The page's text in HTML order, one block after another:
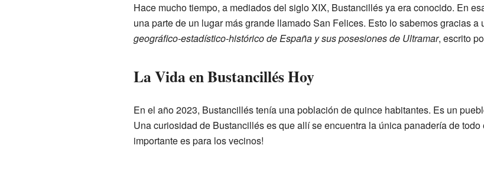
Hace mucho tiempo, a mediados del siglo XIX, Bustancillés ya era conocido. En
una parte de un lugar más grande llamado San Felices. Esto lo sabemos gracias
geográfico-estadístico-histórico de España y sus posesiones de Ultramar, escrito
La Vida en Bustancillés Hoy
En el año 2023, Bustancillés tenía una población de quince habitantes. Es un
Una curiosidad de Bustancillés es que allí se encuentra la única panadería de
importante es para los vecinos!